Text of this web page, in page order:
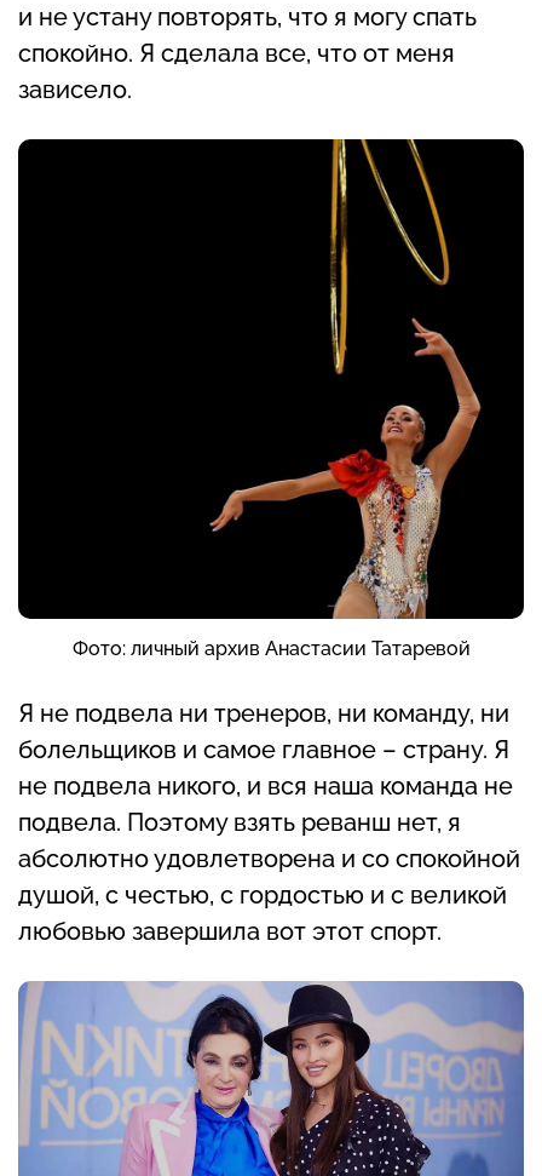
и не устану повторять, что я могу спать
спокойно. Я сделала все, что от меня
зависело.
Фото: личный архив Анастасии Татаревой
Я не подвела ни тренеров, ни команду, ни
болельщиков и самое главное – страну. Я
не подвела никого, и вся наша команда не
подвела. Поэтому взять реванш нет, я
абсолютно удовлетворена и со спокойной
душой, с честью, с гордостью и с великой
любовью завершила вот этот спорт.